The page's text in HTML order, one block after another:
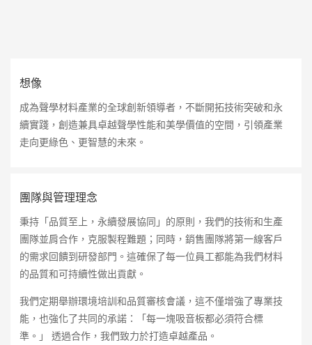
想像
成為聲學材料產業的全球創新領導者，不斷開拓技術突破和永
續實踐，創造兼具卓越聲學性能和美學價值的空間，引領產業
走向更綠色、更智慧的未來。
團隊與管理理念
秉持「品質至上，永續發展協同」的原則，我們的技術和生產
團隊並肩合作，克服製程難題；同時，銷售團隊將第一線客戶
的需求回饋到研發部門。這確保了每一位員工都能為我們材料
的品質和可持續性做出貢獻。
我們定期舉辦環境培訓和品質審核會議，這不僅增強了專業技
能，也強化了共同的承諾：「每一塊吸音板都必須符合標
準。」 透過合作，我們致力於打造卓越產品。